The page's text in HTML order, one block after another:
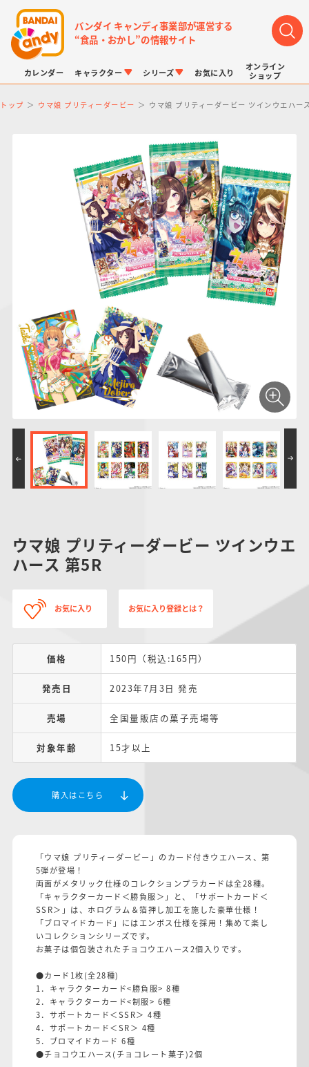
バンダイ キャンディ事業部が運営する
“食品・おかし”の情報サイト
カレンダー キャラクター
LINK TRAVELERS
仮面ライダーシリー
ズ
PROJECT R.E.D.・
スーパー戦隊シリー
ズ
プリキュアシリーズ
ガンダムシリーズ
ポケットモンスター
ドラゴンボール
サンリオキャラクタ
ーズ
シリーズ
チョコボックス
キャラパキ
つりグミ
チョコサプ
にふぉるめーしょん
＆スクエアシール
SMPシリーズ
ポケモンキッズ
キャラデコ
お気に入り
オンライン
ショップ
トップ ウマ娘 プリティーダービー ウマ娘 プリティーダービー ツインウエハー
ウマ娘 プリティーダービー ツインウエ
ハース 第5R
お気に入り お気に入り登録とは？
価格 150円（税込:165円）
発売日 2023年7月3日 発売
売場 全国量販店の菓子売場等
対象年齢 15才以上
購入はこちら
「ウマ娘 プリティーダービー」のカード付きウエハース、第
5弾が登場！
両面がメタリック仕様のコレクションプラカードは全28種。
「キャラクターカード＜勝負服＞」と、「サポートカード＜
SSR＞」は、ホログラム＆箔押し加工を施した豪華仕様！
「ブロマイドカード」にはエンボス仕様を採用！集めて楽し
いコレクションシリーズです。
お菓子は個包装されたチョコウエハース2個入りです。
●カード1枚(全28種)
1．キャラクターカード<勝負服> 8種
2．キャラクターカード<制服> 6種
3．サポートカード＜SSR＞ 4種
4．サポートカード＜SR＞ 4種
5．ブロマイドカード 6種
●チョコウエハース(チョコレート菓子)2個